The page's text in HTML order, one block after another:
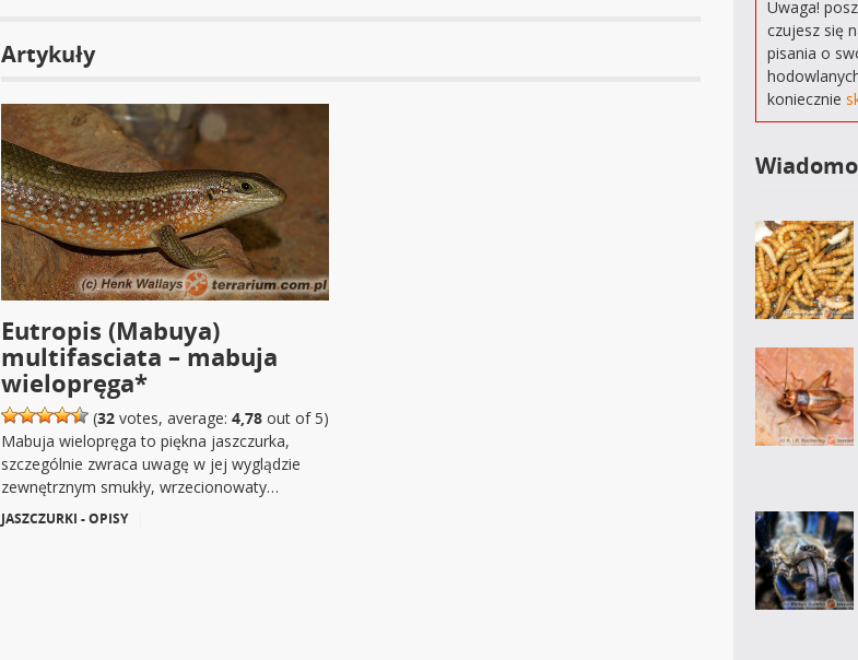
Artykuły
Eutropis (Mabuya)
multifasciata – mabuja
wielopręga*
(32 votes, average: 4,78 out of 5)
Mabuja wielopręga to piękna jaszczurka,
szczególnie zwraca uwagę w jej wyglądzie
zewnętrznym smukły, wrzecionowaty…
JASZCZURKI - OPISY
Uwaga!
czujesz się
pisania o
koniecznie